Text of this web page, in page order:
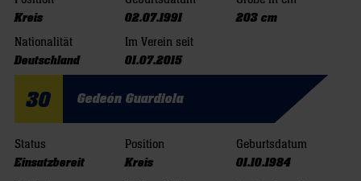
Kreis
02.07.1991
203 cm
Nationalität
Deutschland
Im Verein seit
01.07.2015
30 Gedeón Guardiola
Status
Einsatzbereit
Position
Kreis
Geburtsdatum
01.10.1984